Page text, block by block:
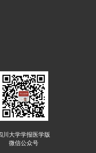
川大学学报医学版
微信公众号